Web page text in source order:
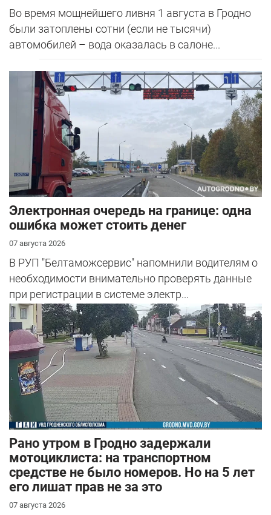
Во время мощнейшего ливня 1 августа в Гродно
были затоплены сотни (если не тысячи)
автомобилей – вода оказалась в салоне...
Электронная очередь на границе: одна
ошибка может стоить денег
07 августа 2026
В РУП "Белтаможсервис" напомнили водителям о
необходимости внимательно проверять данные
при регистрации в системе электр...
Рано утром в Гродно задержали
мотоциклиста: на транспортном
средстве не было номеров. Но на 5 лет
его лишат прав не за это
07 августа 2026